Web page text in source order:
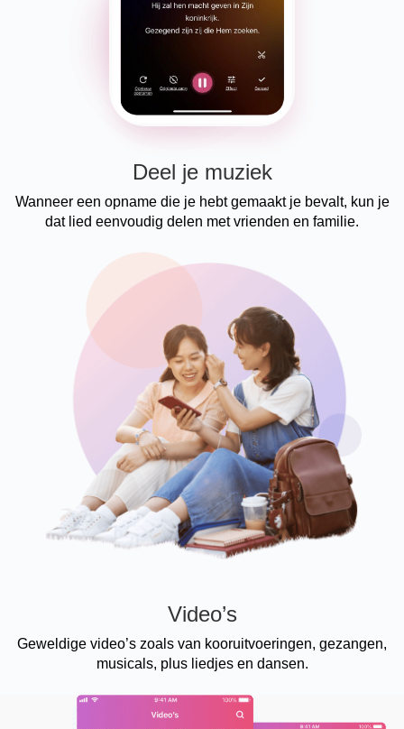
Deel je muziek
Wanneer een opname die je hebt gemaakt je bevalt, kun je
dat lied eenvoudig delen met vrienden en familie.
Video’s
Geweldige video’s zoals van kooruitvoeringen, gezangen,
musicals, plus liedjes en dansen.